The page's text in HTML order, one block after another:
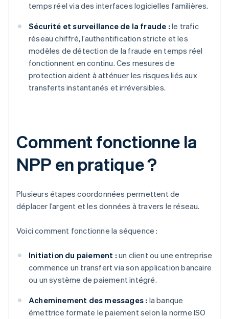
temps réel via des interfaces logicielles familières.
Sécurité et surveillance de la fraude : le trafic
réseau chiffré, l’authentification stricte et les
modèles de détection de la fraude en temps réel
fonctionnent en continu. Ces mesures de
protection aident à atténuer les risques liés aux
transferts instantanés et irréversibles.
Comment fonctionne la
NPP en pratique ?
Plusieurs étapes coordonnées permettent de
déplacer l’argent et les données à travers le réseau.
Voici comment fonctionne la séquence :
Initiation du paiement : un client ou une entreprise
commence un transfert via son application bancaire
ou un système de paiement intégré.
Acheminement des messages : la banque
émettrice formate le paiement selon la norme ISO